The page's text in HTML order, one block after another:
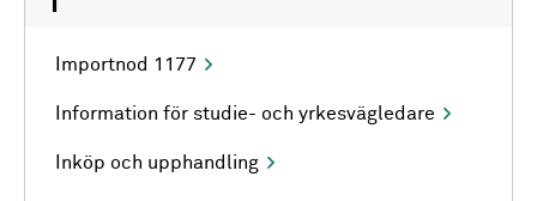
Importnod 1177
Information för studie- och yrkesvägledare
Inköp och upphandling